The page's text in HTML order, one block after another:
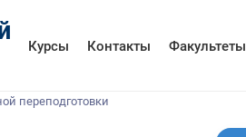
Курсы Контакты Факультеты
переподготовки